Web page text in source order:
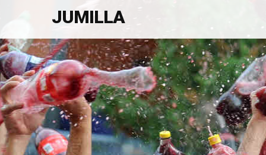
JUMILLA